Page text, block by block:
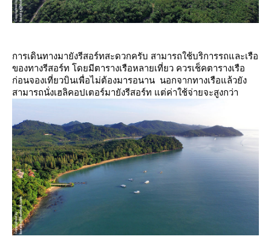
การเดินทางมายังรีสอร์ทสะดวกครับ สามารถใช้บริการรถและเรือ
ของทางรีสอร์ท โดยมีตารางเรือหลายเที่ยว ควรเช็คตารางเรือ
ก่อนจองเที่ยวบินเพื่อไม่ต้องมารอนาน นอกจากทางเรือแล้วยัง
สามารถนั่งเฮลิคอปเตอร์มายังรีสอร์ท แต่ค่าใช้จ่ายจะสูงกว่า